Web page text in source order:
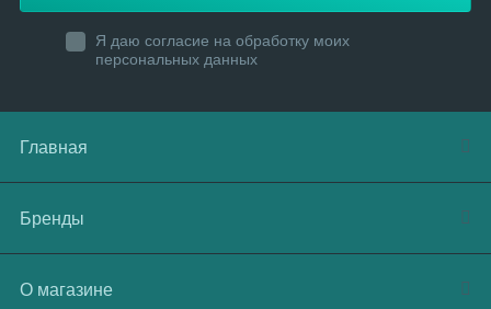
Я даю согласие на обработку моих
персональных данных
Главная
Бренды
О магазине